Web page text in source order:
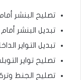
تصليح البنشر
تبديل البنشر
تبديل التواير
تصليح تواير
تصليح الجنط